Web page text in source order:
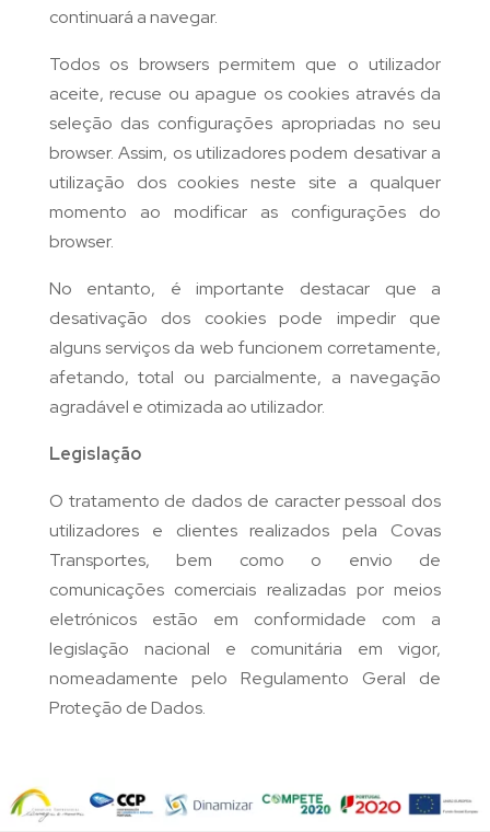
continuará a navegar.
Todos os browsers permitem que o utilizador
aceite, recuse ou apague os cookies através da
seleção das configurações apropriadas no seu
browser. Assim, os utilizadores podem desativar a
utilização dos cookies neste site a qualquer
momento ao modificar as configurações do
browser.
No entanto, é importante destacar que a
desativação dos cookies pode impedir que
alguns serviços da web funcionem corretamente,
afetando, total ou parcialmente, a navegação
agradável e otimizada ao utilizador.
Legislação
O tratamento de dados de caracter pessoal dos
utilizadores e clientes realizados pela Covas
Transportes, bem como o envio de
comunicações comerciais realizadas por meios
eletrónicos estão em conformidade com a
legislação nacional e comunitária em vigor,
nomeadamente pelo Regulamento Geral de
Proteção de Dados.